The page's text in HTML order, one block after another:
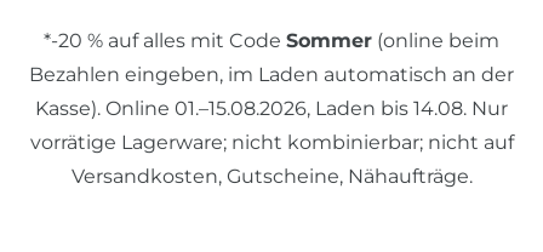
*-20 % auf alles mit Code Sommer (online beim
Bezahlen eingeben, im Laden automatisch an der
Kasse). Online 01.–15.08.2026, Laden bis 14.08. Nur
vorrätige Lagerware; nicht kombinierbar; nicht auf
Versandkosten, Gutscheine, Nähaufträge.